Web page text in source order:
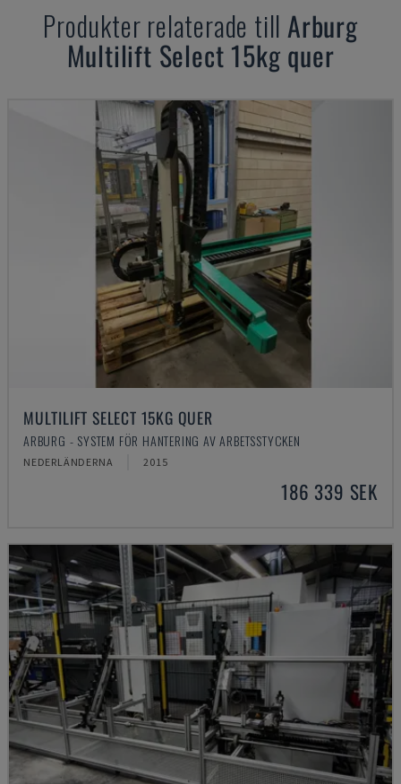
Produkter relaterade till Arburg
Multilift Select 15kg quer
MULTILIFT SELECT 15KG QUER
ARBURG - SYSTEM FÖR HANTERING AV ARBETSSTYCKEN
NEDERLÄNDERNA 2015
186 339 SEK